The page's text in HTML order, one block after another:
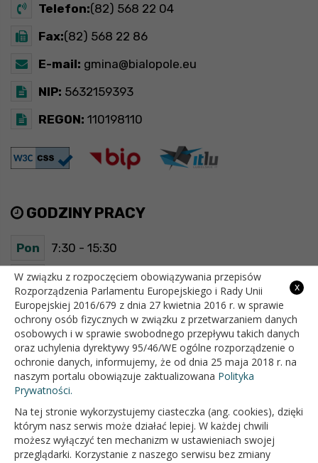
Telefon:(82) 568 22 04
Fax:(82) 568 22 86
E-mail: gmina@bialopole.eu
NIP: 5632159393
REGON: 110198110
GODZINY PRACY
Pon 7:30 - 15:30
Wt 7:30 - 15:30
Śr 7:30 - 15:30
Czw 7:30 - 15:30
Pt 7:30 - 15:30
OFICJALNY SERWIS INTERNETOWY GMINY BIAŁOPOLE
x
W związku z rozpoczęciem obowiązywania przepisów
Rozporządzenia Parlamentu Europejskiego i Rady Unii
Europejskiej 2016/679 z dnia 27 kwietnia 2016 r. w sprawie
ochrony osób fizycznych w związku z przetwarzaniem danych
osobowych i w sprawie swobodnego przepływu takich danych
oraz uchylenia dyrektywy 95/46/WE ogólne rozporządzenie o
ochronie danych, informujemy, że od dnia 25 maja 2018 r. na
naszym portalu obowiązuje zaktualizowana Polityka
Prywatności.
Na tej stronie wykorzystujemy ciasteczka (ang. cookies), dzięki
którym nasz serwis może działać lepiej. W każdej chwili
możesz wyłączyć ten mechanizm w ustawieniach swojej
przeglądarki. Korzystanie z naszego serwisu bez zmiany